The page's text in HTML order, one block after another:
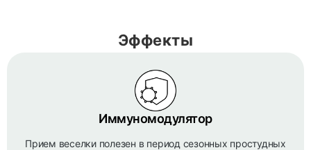
Эффекты
Иммуномодулятор
Прием веселки полезен в период сезонных простудных